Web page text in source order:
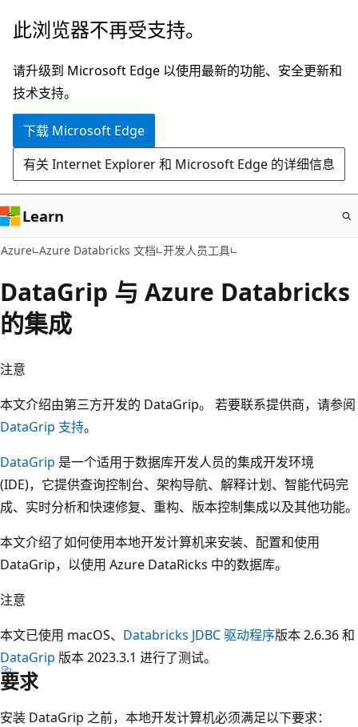
跳
主
要
内
此浏览器不再受支持。
请升级到 Microsoft Edge 以使用最新的功能、安全更新和
技术支持。
下载 Microsoft Edge
有关 Internet Explorer 和 Microsoft Edge 的详细信息
Learn
Azure Azure Databricks 文档 开发人员工具
DataGrip 与 Azure Databricks
的集成
注意
本文介绍由第三方开发的 DataGrip。 若要联系提供商，请参阅
DataGrip 支持。
DataGrip 是一个适用于数据库开发人员的集成开发环境
(IDE)，它提供查询控制台、架构导航、解释计划、智能代码完
成、实时分析和快速修复、重构、版本控制集成以及其他功能。
本文介绍了如何使用本地开发计算机来安装、配置和使用
DataGrip，以使用 Azure DataRicks 中的数据库。
注意
本文已使用 macOS、 Databricks JDBC 驱动程序版本 2.6.36 和
DataGrip 版本 2023.3.1 进行了测试。
要求
安装 DataGrip 之前，本地开发计算机必须满足以下要求：